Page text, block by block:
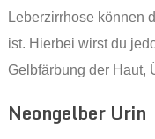
Leberzirrhose können
ist. Hierbei wirst du
Gelbfärbung der Haut,
Neongelber Urin